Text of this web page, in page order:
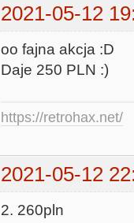
2021-05-12
oo fajna akcja :D
Daje 250 PLN :)
https://retrohax.net/
2021-05-12
2. 260pln